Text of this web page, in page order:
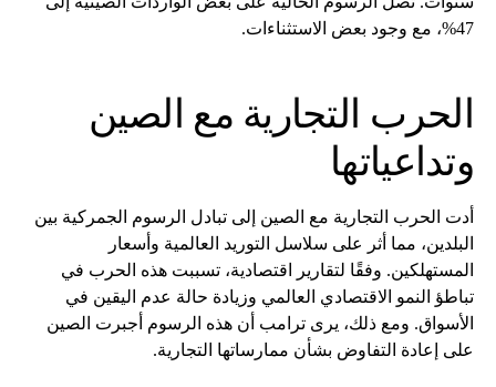
47%، مع وجود بعض الاستثناءات.
الحرب التجارية مع الصين
وتداعياتها
أدت الحرب التجارية مع الصين إلى تبادل الرسوم الجمركية بين
البلدين، مما أثر على سلاسل التوريد العالمية وأسعار
المستهلكين. وفقًا لتقارير اقتصادية، تسببت هذه الحرب في
تباطؤ النمو الاقتصادي العالمي وزيادة حالة عدم اليقين في
الأسواق. ومع ذلك، يرى ترامب أن هذه الرسوم أجبرت الصين
على إعادة التفاوض بشأن ممارساتها التجارية.